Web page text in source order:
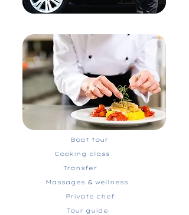
Boat tour
Cooking class
Transfer
Massages & wellness
Private chef
Tour guide